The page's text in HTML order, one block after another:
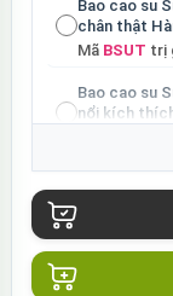
Bao cao su
chân thật
Mã BSUT trị
Bao cao su
nổi kích
Ốp lưng